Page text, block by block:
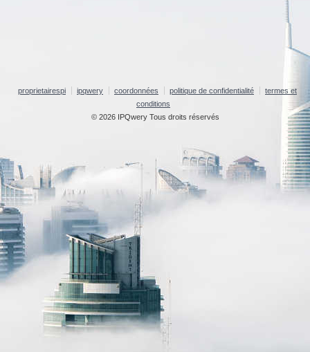
proprietairespi ipqwery coordonnées politique de confidentialité
termes et
conditions
© 2026 IPQwery Tous droits réservés